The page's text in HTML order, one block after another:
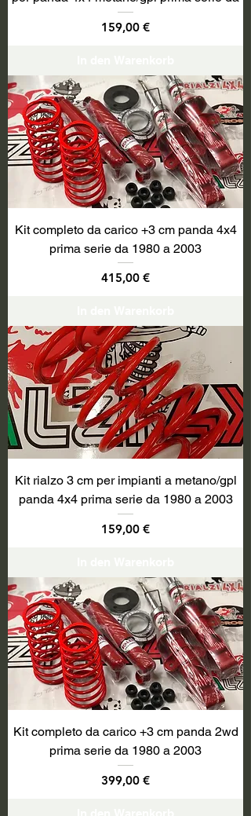
Preis
159,00 €
Kit completo da carico +3 cm panda 4x4
prima serie da 1980 a 2003
Preis
415,00 €
Kit rialzo 3 cm per impianti a metano/gpl
panda 4x4 prima serie da 1980 a 2003
Preis
159,00 €
Kit completo da carico +3 cm panda 2wd
prima serie da 1980 a 2003
Preis
399,00 €